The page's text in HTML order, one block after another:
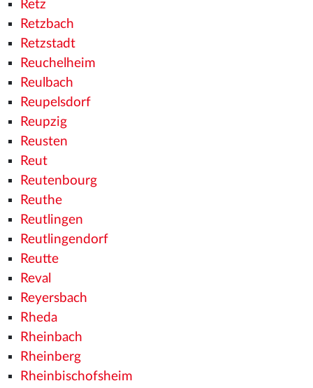
Retz
Retzbach
Retzstadt
Reuchelheim
Reulbach
Reupelsdorf
Reupzig
Reusten
Reut
Reutenbourg
Reuthe
Reutlingen
Reutlingendorf
Reutte
Reval
Reyersbach
Rheda
Rheinbach
Rheinberg
Rheinbischofsheim